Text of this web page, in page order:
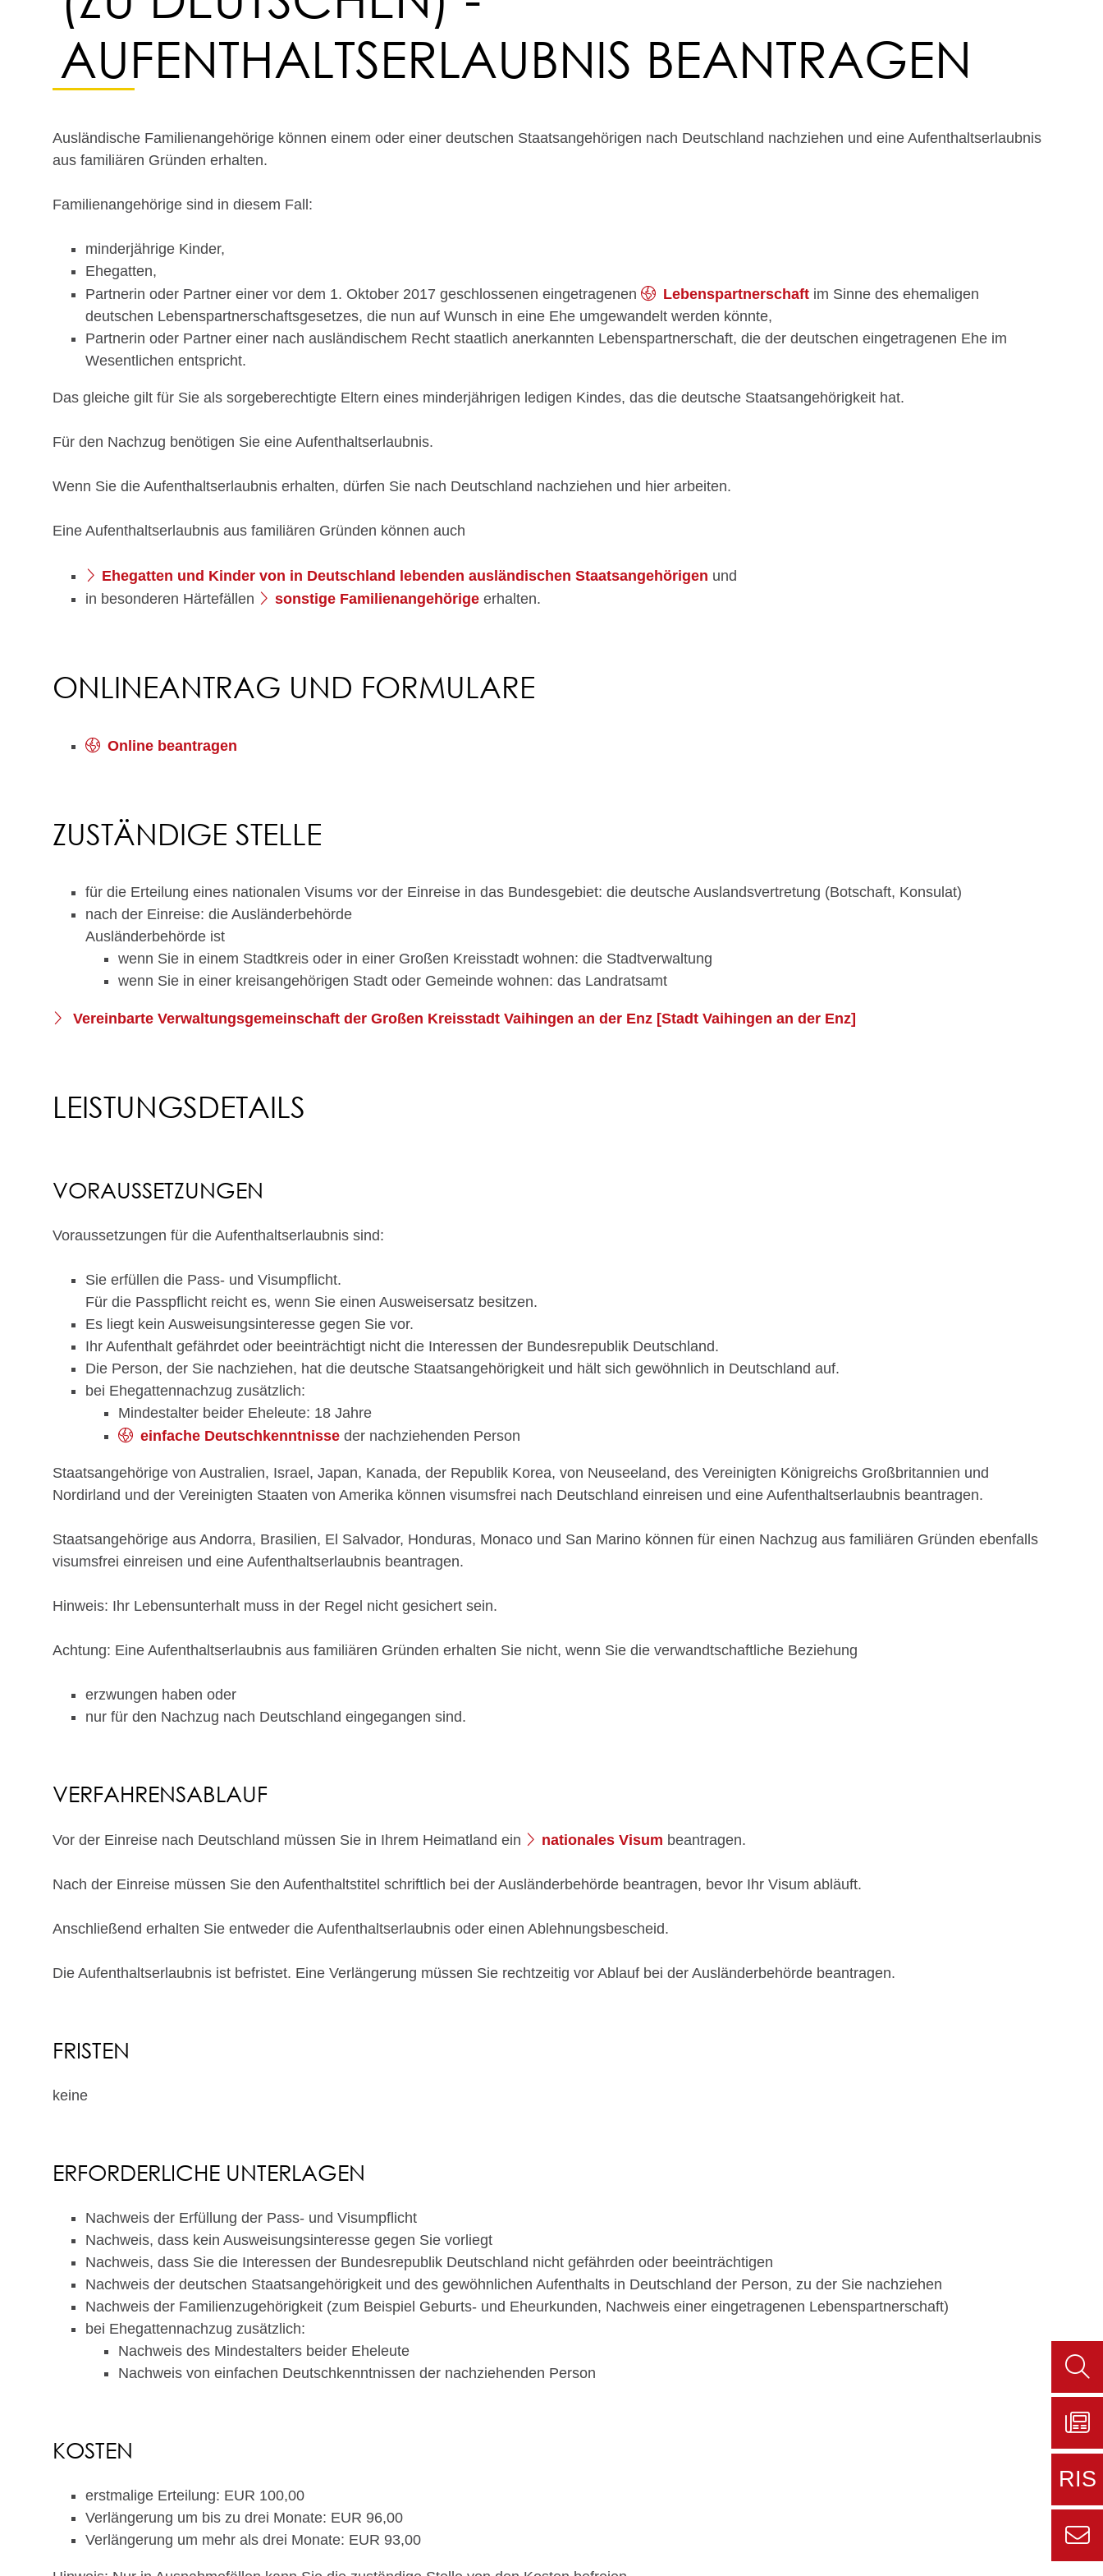
AUFENTHALTSERLAUBNIS BEANTRAGEN
Ausländische Familienangehörige können einem oder einer deutschen Staatsangehörigen nach Deutschland nachziehen und eine Aufenthaltserlaubnis
aus familiären Gründen erhalten.
Familienangehörige sind in diesem Fall:
minderjährige Kinder,
Ehegatten,
Partnerin oder Partner einer vor dem 1. Oktober 2017 geschlossenen eingetragenen
Lebenspartnerschaft im Sinne des ehemaligen
deutschen Lebenspartnerschaftsgesetzes, die nun auf Wunsch in eine Ehe umgewandelt werden könnte,
Partnerin oder Partner einer nach ausländischem Recht staatlich anerkannten Lebenspartnerschaft, die der deutschen eingetragenen Ehe im
Wesentlichen entspricht.
Das gleiche gilt für Sie als sorgeberechtigte Eltern eines minderjährigen ledigen Kindes, das die deutsche Staatsangehörigkeit hat.
Für den Nachzug benötigen Sie eine Aufenthaltserlaubnis.
Wenn Sie die Aufenthaltserlaubnis erhalten, dürfen Sie nach Deutschland nachziehen und hier arbeiten.
Eine Aufenthaltserlaubnis aus familiären Gründen können auch
Ehegatten und Kinder von in Deutschland lebenden ausländischen Staatsangehörigen und
in besonderen Härtefällen
sonstige Familienangehörige erhalten.
ONLINEANTRAG UND FORMULARE
Online beantragen
ZUSTÄNDIGE STELLE
für die Erteilung eines nationalen Visums vor der Einreise in das Bundesgebiet: die deutsche Auslandsvertretung (Botschaft, Konsulat)
nach der Einreise: die Ausländerbehörde
Ausländerbehörde ist
wenn Sie in einem Stadtkreis oder in einer Großen Kreisstadt wohnen: die Stadtverwaltung
wenn Sie in einer kreisangehörigen Stadt oder Gemeinde wohnen: das Landratsamt
Vereinbarte Verwaltungsgemeinschaft der Großen Kreisstadt Vaihingen an der Enz [Stadt Vaihingen an der Enz]
LEISTUNGSDETAILS
VORAUSSETZUNGEN
Voraussetzungen für die Aufenthaltserlaubnis sind:
Sie erfüllen die Pass- und Visumpflicht.
Für die Passpflicht reicht es, wenn Sie einen Ausweisersatz besitzen.
Es liegt kein Ausweisungsinteresse gegen Sie vor.
Ihr Aufenthalt gefährdet oder beeinträchtigt nicht die Interessen der Bundesrepublik Deutschland.
Die Person, der Sie nachziehen, hat die deutsche Staatsangehörigkeit und hält sich gewöhnlich in Deutschland auf.
bei Ehegattennachzug zusätzlich:
Mindestalter beider Eheleute: 18 Jahre
einfache Deutschkenntnisse der nachziehenden Person
Staatsangehörige von Australien, Israel, Japan, Kanada, der Republik Korea, von Neuseeland, des Vereinigten Königreichs Großbritannien und
Nordirland und der Vereinigten Staaten von Amerika können visumsfrei nach Deutschland einreisen und eine Aufenthaltserlaubnis beantragen.
Staatsangehörige aus Andorra, Brasilien, El Salvador, Honduras, Monaco und San Marino können für einen Nachzug aus familiären Gründen ebenfalls
visumsfrei einreisen und eine Aufenthaltserlaubnis beantragen.
Hinweis: Ihr Lebensunterhalt muss in der Regel nicht gesichert sein.
Achtung: Eine Aufenthaltserlaubnis aus familiären Gründen erhalten Sie nicht, wenn Sie die verwandtschaftliche Beziehung
erzwungen haben oder
nur für den Nachzug nach Deutschland eingegangen sind.
VERFAHRENSABLAUF
Vor der Einreise nach Deutschland müssen Sie in Ihrem Heimatland ein nationales Visum beantragen.
Nach der Einreise müssen Sie den Aufenthaltstitel schriftlich bei der Ausländerbehörde beantragen, bevor Ihr Visum abläuft.
Anschließend erhalten Sie entweder die Aufenthaltserlaubnis oder einen Ablehnungsbescheid.
Die Aufenthaltserlaubnis ist befristet. Eine Verlängerung müssen Sie rechtzeitig vor Ablauf bei der Ausländerbehörde beantragen.
FRISTEN
keine
ERFORDERLICHE UNTERLAGEN
Nachweis der Erfüllung der Pass- und Visumpflicht
Nachweis, dass kein Ausweisungsinteresse gegen Sie vorliegt
Nachweis, dass Sie die Interessen der Bundesrepublik Deutschland nicht gefährden oder beeinträchtigen
Nachweis der deutschen Staatsangehörigkeit und des gewöhnlichen Aufenthalts in Deutschland der Person, zu der Sie nachziehen
Nachweis der Familienzugehörigkeit (zum Beispiel Geburts- und Eheurkunden, Nachweis einer eingetragenen Lebenspartnerschaft)
bei Ehegattennachzug zusätzlich:
Nachweis des Mindestalters beider Eheleute
Nachweis von einfachen Deutschkenntnissen der nachziehenden Person
KOSTEN
erstmalige Erteilung: EUR 100,00
Verlängerung um bis zu drei Monate: EUR 96,00
Verlängerung um mehr als drei Monate: EUR 93,00
Zu
RIS
Seite